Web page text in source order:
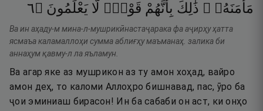
مَأْمَنَهُۥ ۚ ذَٰلِكَ بِأَنَّهُمْ قَوْمٌۭ لَّا يَعْلَمُونَ ۝٦
Ва ин аҳаду-м мина-л-мушрикӣнастаҷарака фа аҷирҳу ҳатта
ясмаъа каламаллоҳи сумма аблиғҳу маъманаҳ. залика би
аннаҳум қавму-л ла яъламун.
Ва агар яке аз мушрикон аз ту амон хоҳад, вайро
амон деҳ, то каломи Аллоҳро бишнавад, пас, ӯро ба
ҷои эминиаш бирасон! Ин ба сабаби он аст, ки онҳо